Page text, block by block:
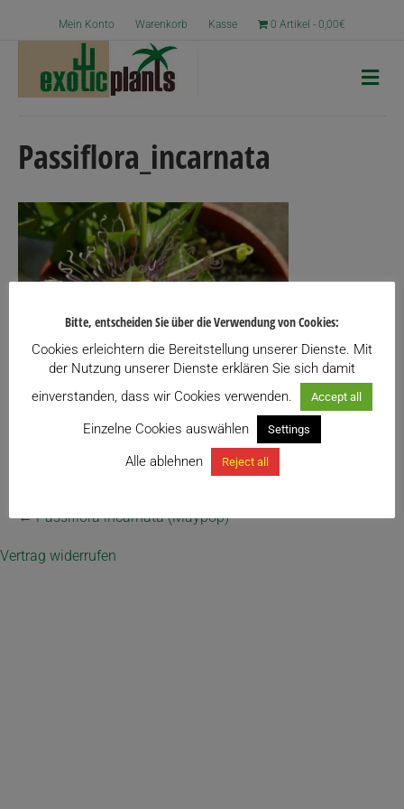
Mein Konto Warenkorb Kasse 0 Artikel 0,00€
N
a
Passiflora_incarnata
← Passiflora incarnata (Maypop)
Vertrag widerrufen
Bitte, entscheiden Sie über die Verwendung von Cookies:
Cookies erleichtern die Bereitstellung unserer Dienste. Mit
der Nutzung unserer Dienste erklären Sie sich damit
einverstanden, dass wir Cookies verwenden.
Accept all
Einzelne Cookies auswählen Settings
Alle ablehnen Reject all